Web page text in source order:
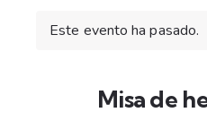
Este evento ha pasado.
Misa de